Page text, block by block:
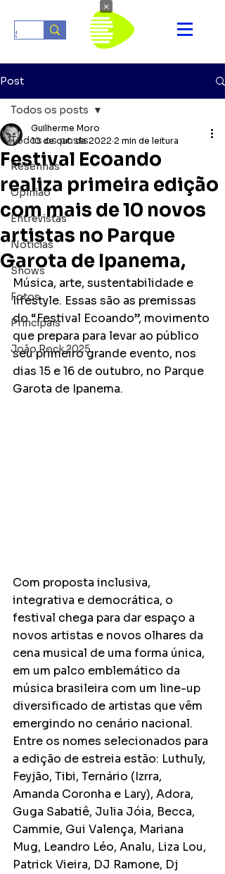
Post
Todos os posts
Resenhas
Opinião
Entrevistas
Notícias
Shows
Fotos
Principais
João Rock 2025
Todos os posts
Festival Ecoando
realiza primeira edição
com mais de 10 novos
artistas no Parque
Garota de Ipanema,
Guilherme Moro
10 de out. de 2022 2 min de leitura
Música, arte, sustentabilidade e
lifestyle. Essas são as premissas
do “Festival Ecoando”, movimento
que prepara para levar ao público
seu primeiro grande evento, nos
dias 15 e 16 de outubro, no Parque
Garota de Ipanema.
Com proposta inclusiva,
integrativa e democrática, o
festival chega para dar espaço a
novos artistas e novos olhares da
cena musical de uma forma única,
em um palco emblemático da
música brasileira com um line-up
diversificado de artistas que vêm
emergindo no cenário nacional.
Entre os nomes selecionados para
a edição de estreia estão: Luthuly,
Feyjão, Tibi, Ternário (Izrra,
Amanda Coronha e Lary), Adora,
Guga Sabatiê, Julia Jóia, Becca,
Cammie, Gui Valença, Mariana
Mug, Leandro Léo, Analu, Liza Lou,
Patrick Vieira, DJ Ramone, Dj
×